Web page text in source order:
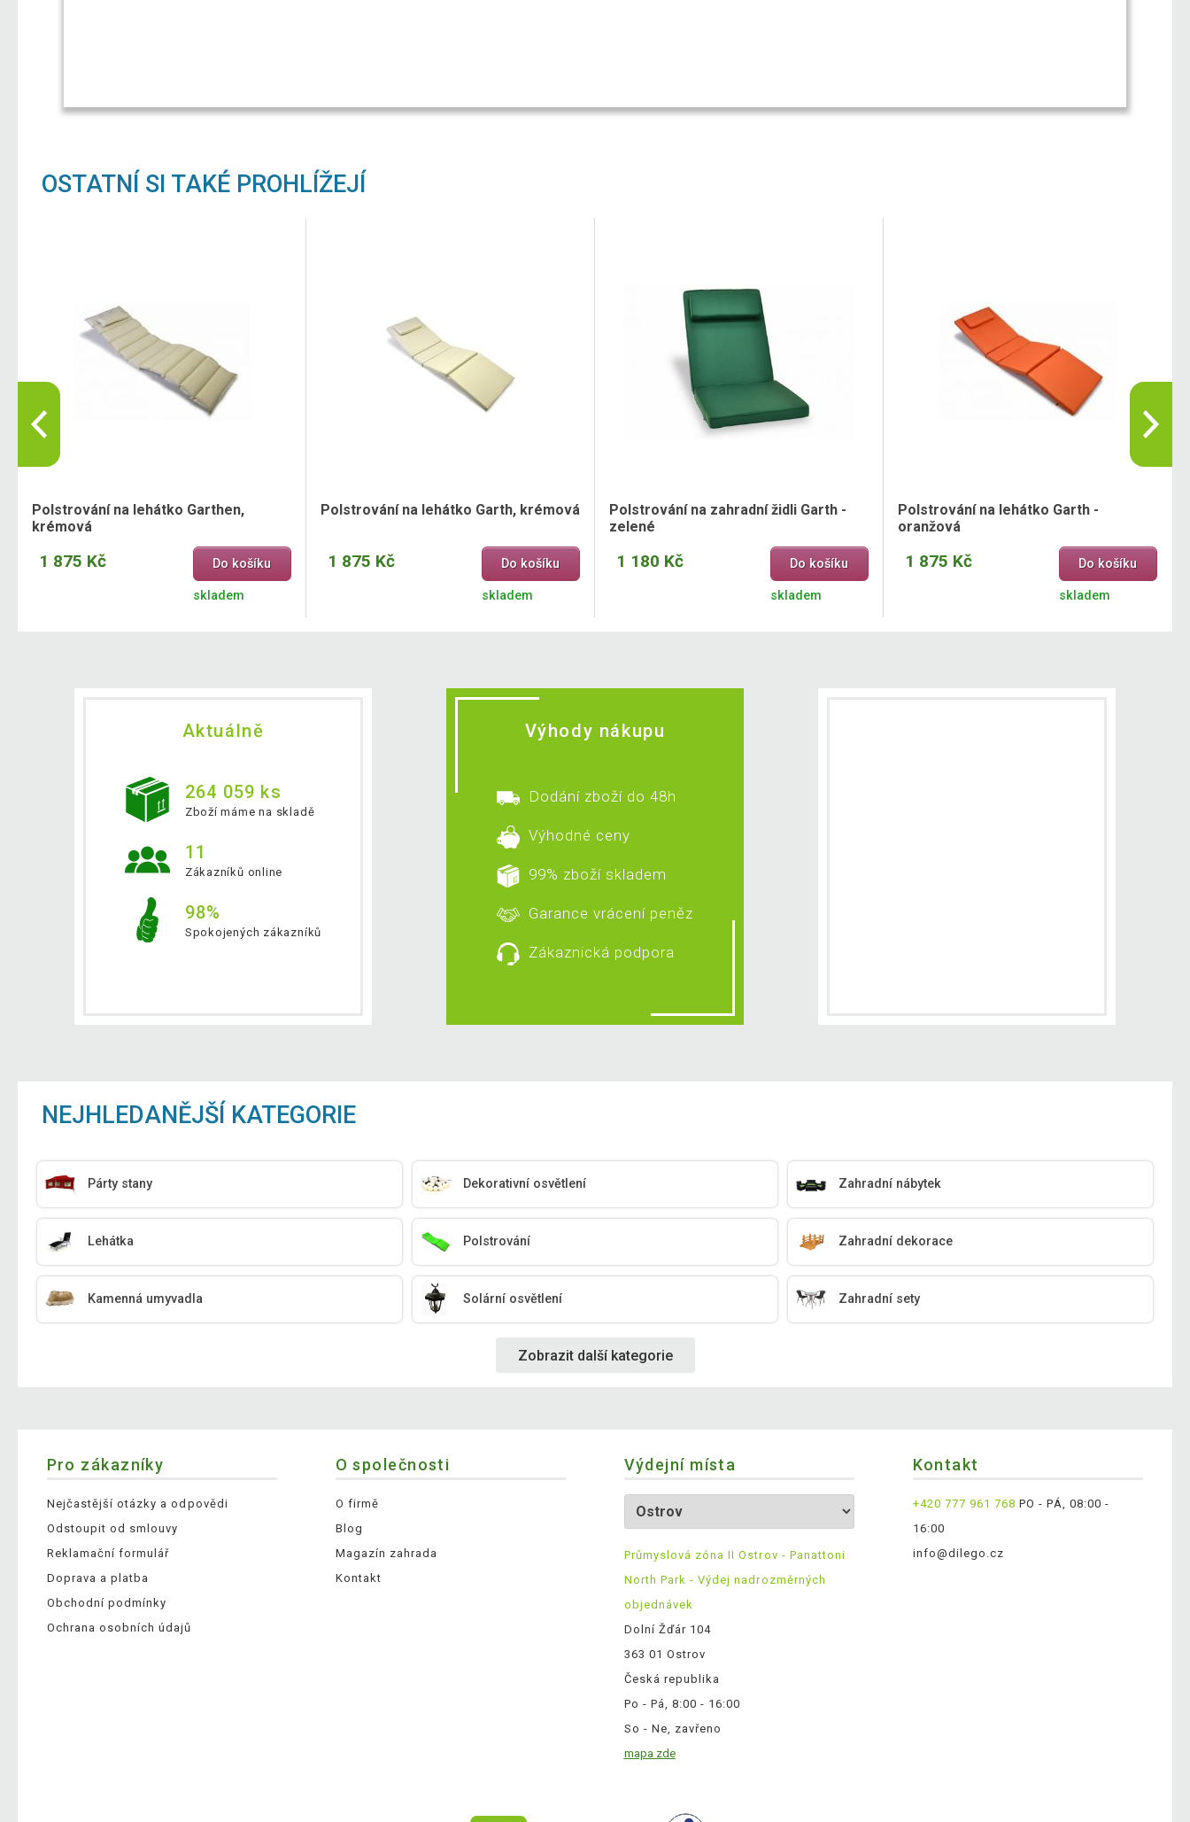
OSTATNÍ SI TAKÉ PROHLÍŽEJÍ
Polstrování na lehátko Garthen,
krémová
1 875 Kč Do košíku
skladem
Polstrování na lehátko Garth, krémová
1 875 Kč Do košíku
skladem
Polstrování na zahradní židli Garth -
zelené
1 180 Kč Do košíku
skladem
Polstrování na lehátko Garth -
oranžová
1 875 Kč Do košíku
skladem
Aktuálně
264 059 ks
Zboží máme na skladě
11
Zákazníků online
98%
Spokojených zákazníků
Výhody nákupu
Dodání zboží do 48h
Výhodné ceny
99% zboží skladem
Garance vrácení peněz
Zákaznická podpora
NEJHLEDANĚJŠÍ KATEGORIE
Párty stany Dekorativní osvětlení Zahradní nábytek
Lehátka Polstrování Zahradní dekorace
Kamenná umyvadla Solární osvětlení Zahradní sety
Zobrazit další kategorie
Pro zákazníky
Nejčastější otázky a odpovědi
Odstoupit od smlouvy
Reklamační formulář
Doprava a platba
Obchodní podmínky
Ochrana osobních údajů
O společnosti
O firmě
Blog
Magazín zahrada
Kontakt
Výdejní místa
Průmyslová zóna II Ostrov - Panattoni
North Park - Výdej nadrozměrných
objednávek
Dolní Žďár 104
363 01 Ostrov
Česká republika
Po - Pá, 8:00 - 16:00
So - Ne, zavřeno
mapa zde
Kontakt
+420 777 961 768 PO - PÁ, 08:00 -
16:00
info@dilego.cz